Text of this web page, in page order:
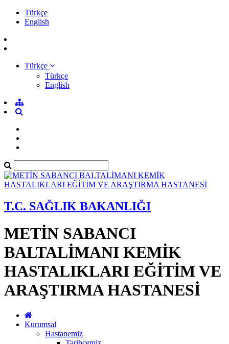
Türkçe
English
Türkçe
Türkçe
English
T.C. SAĞLIK BAKANLIĞI
METİN SABANCI
BALTALİMANI KEMİK
HASTALIKLARI EĞİTİM VE
ARAŞTIRMA HASTANESİ
Kurumsal
Hastanemiz